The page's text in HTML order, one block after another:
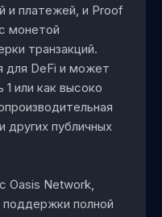
и платежей, и Proof
монетой
транзакций.
для DeFi и может
1 или как высоко
других публичных
Oasis Network,
поддержки полной